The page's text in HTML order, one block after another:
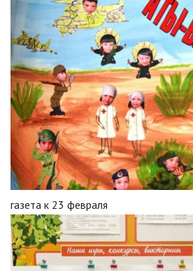
газета к 23 февраля